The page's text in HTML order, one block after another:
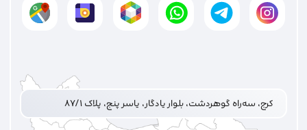
کرج، سه‌راه گوهردشت، بلوار یادگار، یاسر پنج، پلاک ۸۷/۱